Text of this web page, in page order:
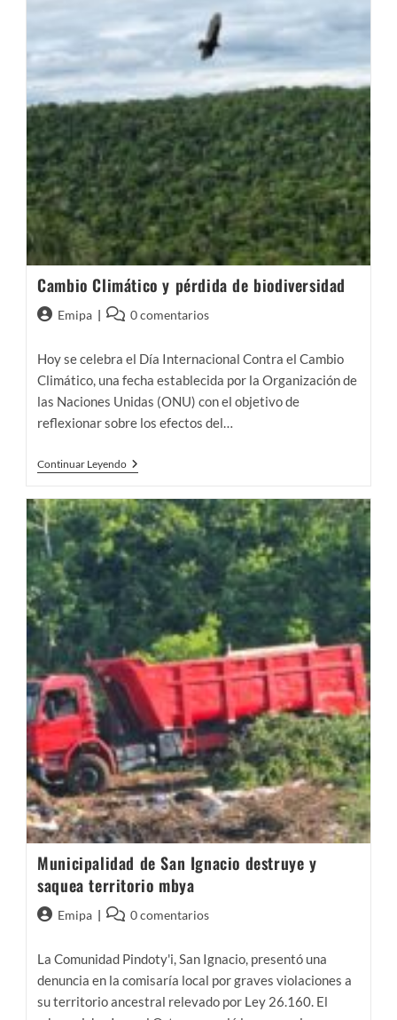
Cambio Climático y pérdida de biodiversidad
Autor
la
entrada:
Emipa
Comentarios
la
0 comentarios
Hoy se celebra el Día Internacional Contra el Cambio
Climático, una fecha establecida por la Organización de
las Naciones Unidas (ONU) con el objetivo de
reflexionar sobre los efectos del…
Continuar LeyendoCambio
Climático
Pérdida
De
Biodiversidad
Municipalidad de San Ignacio destruye y
saquea territorio mbya
Autor
la
Emipa
Comentarios
0 comentarios
La Comunidad Pindoty'i, San Ignacio, presentó una
denuncia en la comisaría local por graves violaciones a
su territorio ancestral relevado por Ley 26.160. El